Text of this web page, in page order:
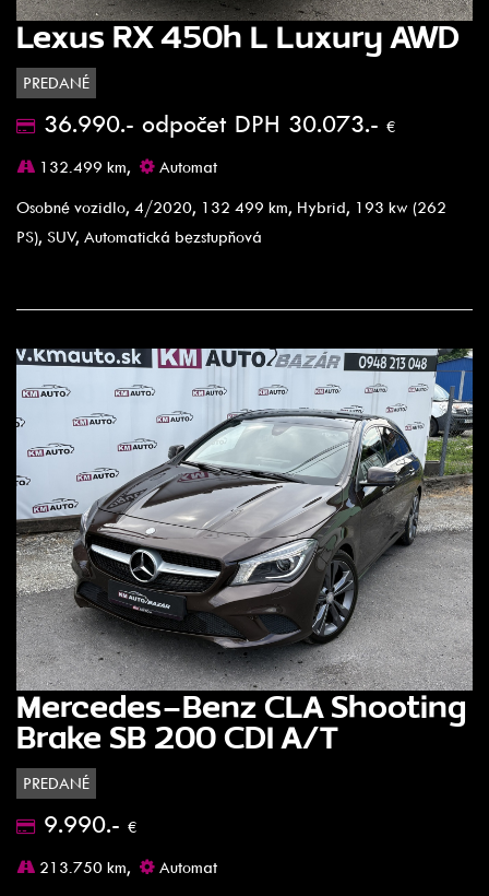
Lexus RX 450h L Luxury AWD
PREDANÉ
36.990.- odpočet DPH 30.073.- €
132.499 km,
Automat
Osobné vozidlo, 4/2020, 132 499 km, Hybrid, 193 kw (262
PS), SUV, Automatická bezstupňová
Mercedes-Benz CLA Shooting
Brake SB 200 CDI A/T
PREDANÉ
9.990.- €
213.750 km,
Automat